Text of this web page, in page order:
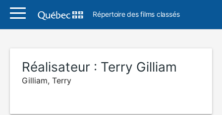
Répertoire des films classés
Réalisateur : Terry Gilliam
Gilliam, Terry